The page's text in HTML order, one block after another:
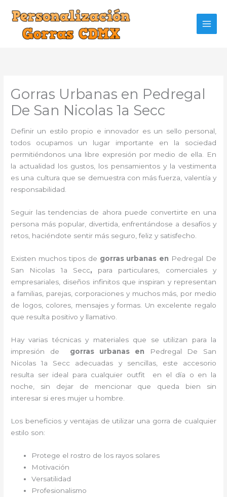
contenido
Gorras Urbanas en Pedregal
De San Nicolas 1a Secc
Definir un estilo propio e innovador es un sello personal,
todos ocupamos un lugar importante en la sociedad
permitiéndonos una libre expresión por medio de ella. En
la actualidad los gustos, los pensamientos y la vestimenta
es una cultura que se demuestra con más fuerza, valentía y
responsabilidad.
Seguir las tendencias de ahora puede convertirte en una
persona más popular, divertida, enfrentándose a desafíos y
retos, haciéndote sentir más seguro, feliz y satisfecho.
Existen muchos tipos de gorras urbanas en Pedregal De
San Nicolas 1a Secc, para particulares, comerciales y
empresariales, diseños infinitos que inspiran y representan
a familias, parejas, corporaciones y muchos más, por medio
de logos, colores, mensajes y formas. Un excelente regalo
que resulta positivo y llamativo.
Hay varias técnicas y materiales que se utilizan para la
impresión de gorras urbanas en
Pedregal De San
Nicolas 1a Secc adecuadas y sencillas, este accesorio
resulta ser ideal para cualquier outfit en el día o en la
noche, sin dejar de mencionar que queda bien sin
interesar si eres mujer u hombre.
Los beneficios y ventajas de utilizar una gorra de cualquier
estilo son:
Protege el rostro de los rayos solares
Motivación
Versatilidad
Profesionalismo